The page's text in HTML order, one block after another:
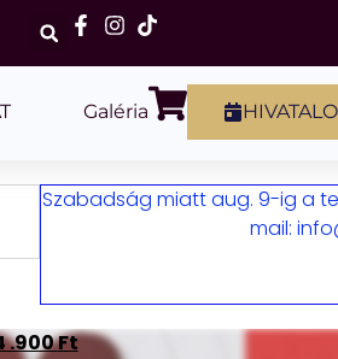
Galéria
Szabadság miatt aug. 9-ig a
mail:
.900Ft